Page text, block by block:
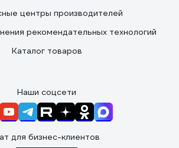
центры производителей
рекомендательных технологий
Каталог товаров
Наши соцсети
для бизнес-клиентов